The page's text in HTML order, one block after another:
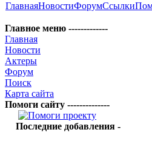
ГлавнаяНовостиФорумСсылки
Главное меню -------------
Главная
Новости
Актеры
Форум
Поиск
Карта сайта
Помоги сайту --------------
Последние добавления -